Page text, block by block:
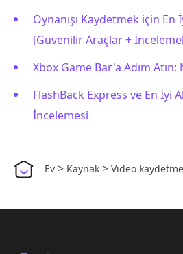
Oynanışı Kaydetmek için En
[Güvenilir Araçlar +
Xbox Game Bar'a Adım
FlashBack Express ve En İyi
İncelemesi
Ev > Kaynak > Video